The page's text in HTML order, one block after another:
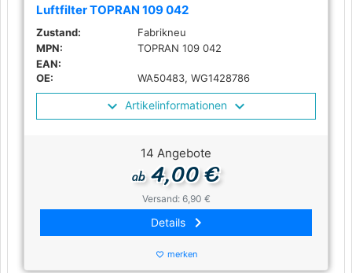
Luftfilter TOPRAN 109 042
Zustand:
Fabrikneu
MPN:
TOPRAN 109 042
EAN:
OE:
WA50483, WG1428786
Artikelinformationen
14 Angebote
ab4,00 €
Versand: 6,90 €
Details keyboard_arrow_right
favorite_border merken